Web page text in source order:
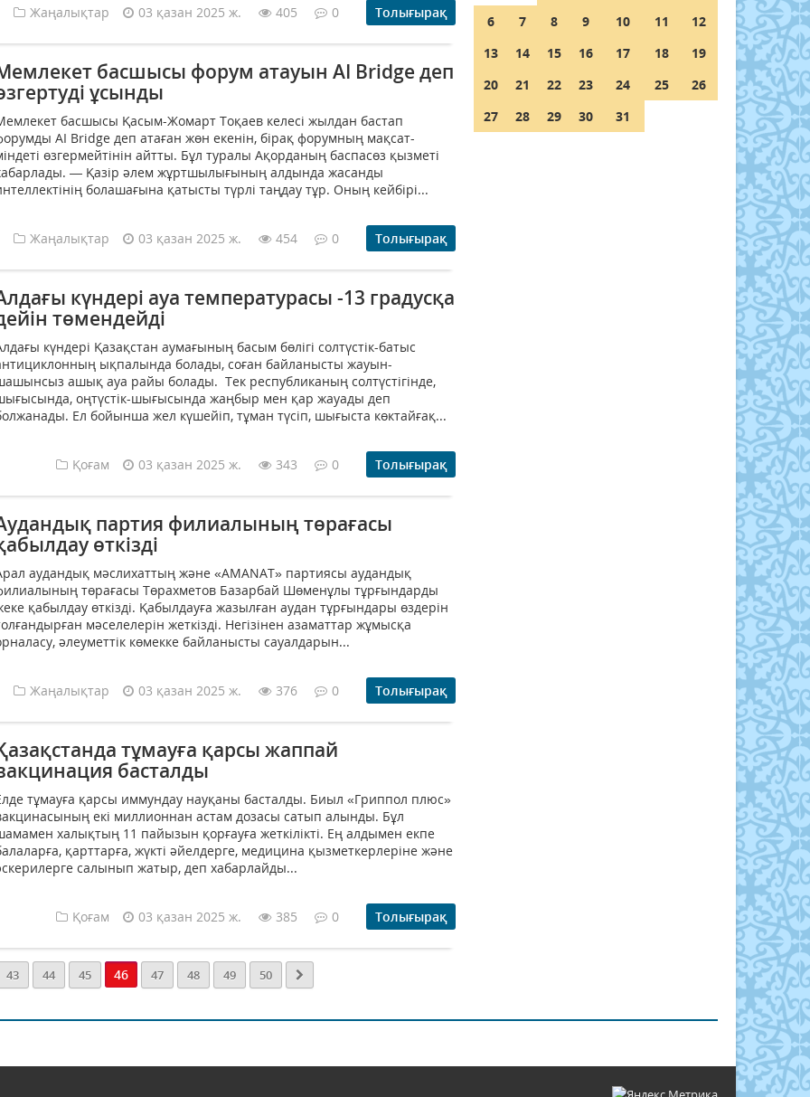
Жаңалықтар 03 қазан 2025 ж. 405 0 Толығырақ
басшысы форум атауын AI Bridge деп
ұсынды
басшысы Қасым-Жомарт Тоқаев келесі жылдан бастап
AI Bridge деп атаған жөн екенін, бірақ форумның мақсат-
өзгермейтінін айтты. Бұл туралы Ақорданың баспасөз қызметі
— Қазір әлем жұртшылығының алдында жасанды
болашағына қатысты түрлі таңдау тұр. Оның кейбірі...
Жаңалықтар 03 қазан 2025 ж. 454 0 Толығырақ
күндері ауа температурасы -13 градусқа
төмендейді
күндері Қазақстан аумағының басым бөлігі солтүстік-батыс
ықпалында болады, соған байланысты жауын-
ашық ауа райы болады. Тек республиканың солтүстігінде,
оңтүстік-шығысында жаңбыр мен қар жауады деп
Ел бойынша жел күшейіп, тұман түсіп, шығыста көктайғақ...
Қоғам 03 қазан 2025 ж. 343 0 Толығырақ
партия филиалының төрағасы
өткізді
аудандық мәслихаттың және «AMANAT» партиясы аудандық
төрағасы Төрахметов Базарбай Шөменұлы тұрғындарды
қабылдау өткізді. Қабылдауға жазылған аудан тұрғындары өздерін
мәселелерін жеткізді. Негізінен азаматтар жұмысқа
әлеуметтік көмекке байланысты сауалдарын...
Жаңалықтар 03 қазан 2025 ж. 376 0 Толығырақ
тұмауға қарсы жаппай
басталды
тұмауға қарсы иммундау науқаны басталды. Биыл «Гриппол плюс»
екі миллионнан астам дозасы сатып алынды. Бұл
халықтың 11 пайызын қорғауға жеткілікті. Ең алдымен екпе
қарттарға, жүкті әйелдерге, медицина қызметкерлеріне және
салынып жатыр, деп хабарлайды...
Қоғам 03 қазан 2025 ж. 385 0 Толығырақ
43 44 45 46 47 48 49 50
6
7 8 9 10 11
12
13
14 15 16 17 18
19
20
21 22 23 24 25
26
27
28 29 30 31